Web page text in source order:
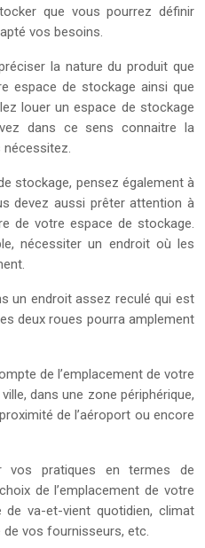
que vous pourrez définir
vos besoins.
la nature du produit que
espace de stockage ainsi que
louer un espace de stockage
dans ce sens connaitre la
nécessitez.
stockage, pensez également à
devez aussi prêter attention à
de votre espace de stockage.
nécessiter un endroit où les
un endroit assez reculé qui est
deux roues pourra amplement
de l’emplacement de votre
dans une zone périphérique,
de l’aéroport ou encore
vos pratiques en termes de
de l’emplacement de votre
va-et-vient quotidien, climat
vos fournisseurs, etc.